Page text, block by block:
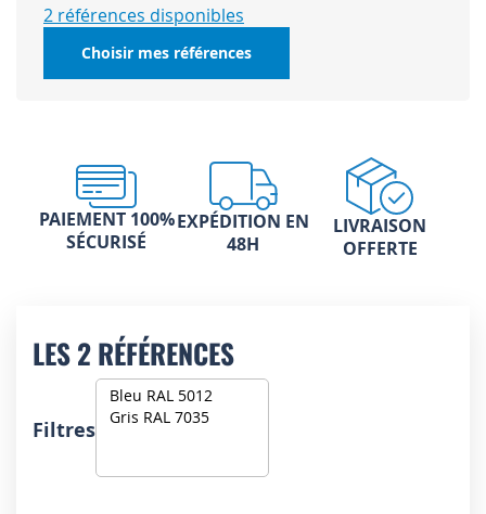
2 références disponibles
Choisir mes références
PAIEMENT 100%
SÉCURISÉ
EXPÉDITION EN
48H
LIVRAISON
OFFERTE
LES 2 RÉFÉRENCES
Filtres